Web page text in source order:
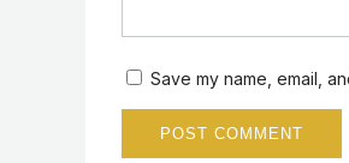
Save my name, email,